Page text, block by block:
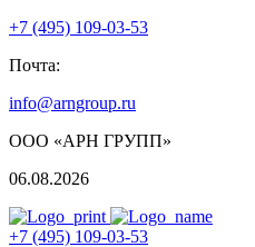
+7 (495) 109-03-53
Почта:
info@arngroup.ru
ООО «АРН ГРУПП»
06.08.2026
+7 (495) 109-03-53